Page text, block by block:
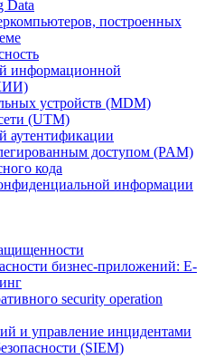
Data
построенных
информационной
устройств (MDM)
(UTM)
аутентификации
доступом (PAM)
кода
информации
бизнес-приложений: E-
security operation
и управление инцидентами
(SIEM)